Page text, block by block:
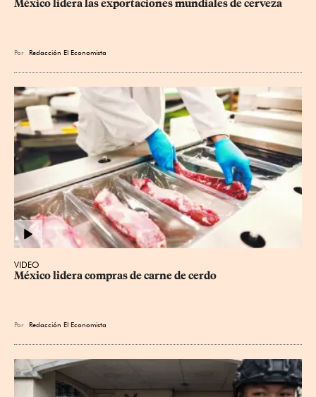
México lidera las exportaciones mundiales de cerveza
Por Redacción El Economista
VIDEO
México lidera compras de carne de cerdo
Por Redacción El Economista